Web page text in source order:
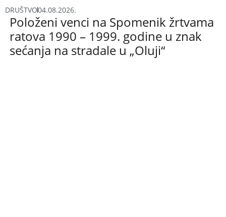
DRUŠTVO04.08.2026.
Položeni venci na Spomenik žrtvama
ratova 1990 – 1999. godine u znak
sećanja na stradale u „Oluji“